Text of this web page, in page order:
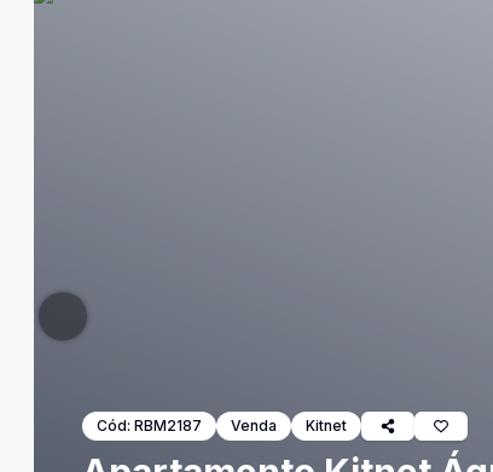
Cód: RBM2187 Venda Kitnet